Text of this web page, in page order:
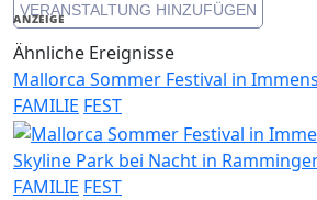
Link
VERANSTALTUNG HINZUFÜGEN
ANZEIGE
Ähnliche Ereignisse
Mallorca Sommer Festival in
FAMILIE FEST
Skyline Park bei Nacht in
FAMILIE FEST